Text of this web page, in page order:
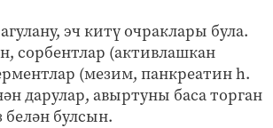
эч китү очраклары була.
сорбентлар (активлашкан
(мезим, панкреатин һ.
дарулар, авыртуны баса торган
белән булсын.